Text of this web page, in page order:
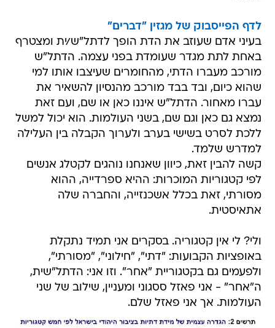
לדף הפייסבוק של מגזין "דברים"
בעיני אדם שעוזב את הדת הופך לדתל"ש/ית ומצטרף
באחת לתת מגדר שעומדת בפני עצמה. הדתל"ש
מורכב מעברו הדתי, מהחומרים שעיצבו אותו למי
שהוא כיום, ובד בבד מורכב מהנסיון להשאיר את
עברו מאחור. הדתל"ש איננו כאן או שם, ועם זאת
נמצא גם כאן וגם שם, בשני העולמות. הוא יכול למשל
ללכת לסרט בשישי בערב ולערוך הקבלה בין העלילה
למדרש שלמד.
קשה להבין זאת, כיוון שאנחנו נוהגים לקטלג אנשים
לפי קטגוריות המוכרות: ההיא ספרדייה, ההוא
מסורתי, זאת בכלל אשכנזייה, והחברה שלה
אתאיסטית.
ולי? לי אין קטגוריה. בסקרים אני תמיד נתקלת
באופציות הקבועות: "דתי", "חילוני", "מסורתי",
ולפעמים גם בקטגוריית "אחר". וזו אני: הדתל"שית,
ה"אחר" - אני פאזל ססגוני ומעניין, שילוב של שני
העולמות. אך אני פאזל שלם.